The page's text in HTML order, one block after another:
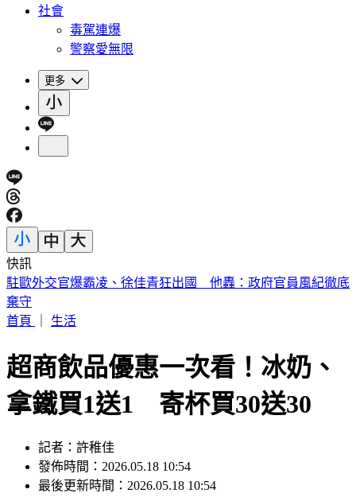
社會
毒駕連爆
警察愛無限
更多
快訊
6點到了！打開電視TVBS42台，跟韓國同步LIVE看愛豆夏日
歌謠大戰
首頁
生活
超商飲品優惠一次看！冰奶、
拿鐵買1送1 寄杯買30送30
記者：許稚佳
發佈時間：2026.05.18 10:54
最後更新時間：2026.05.18 10:54